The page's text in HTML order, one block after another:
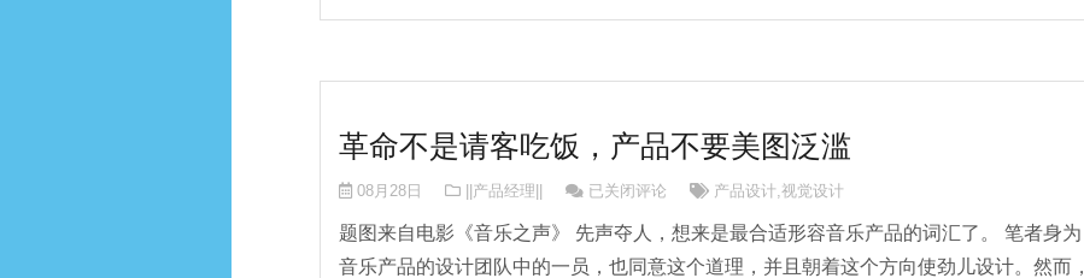
革命不是请客吃饭，产品不要美图泛滥
08月28日 ||产品经理|| 革命不是请客吃饭，产品不要美图泛滥
已关闭评论 产品设计,视觉设计
题图来自电影《音乐之声》 先声夺人，想来是最合适形容音乐产品的词汇了。 笔者身为
音乐产品的设计团队中的一员，也同意这个道理，并且朝着这个方向使劲儿设计。然而，